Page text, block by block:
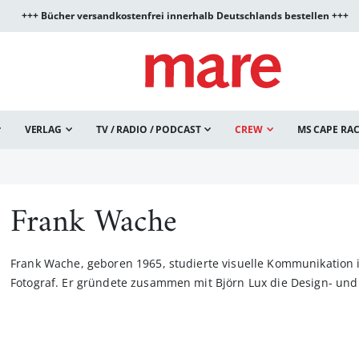
+++ Bücher versandkostenfrei innerhalb Deutschlands bestellen +++
VERLAG TV / RADIO / PODCAST CREW MS CAPE
Frank Wache
Frank Wache, geboren 1965, studierte visuelle
Fotograf. Er gründete zusammen mit Björn Lux die Design-